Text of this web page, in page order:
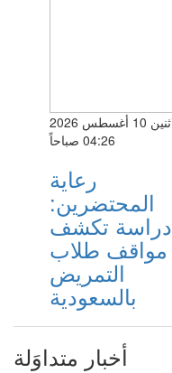
الاثنين 10 أغسطس 2026
04:26 صباحاً
رعاية
المحتضرين:
دراسة تكشف
مواقف طلاب
التمريض
بالسعودية
أخبار متداوَلة